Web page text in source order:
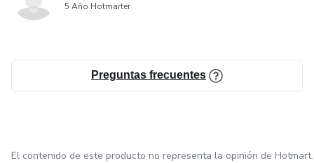
5 Año Hotmarter
Preguntas frecuentes
El contenido de este producto no representa la opinión de Hotmart.